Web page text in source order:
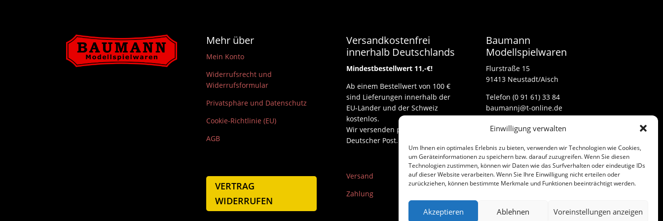
Einwilligung verwalten
Um Ihnen ein optimales Erlebnis zu bieten, verwenden wir Technologien wie Cookies,
um Geräteinformationen zu speichern bzw. darauf zuzugreifen. Wenn Sie diesen
Technologien zustimmen, können wir Daten wie das Surfverhalten oder eindeutige IDs
auf dieser Website verarbeiten. Wenn Sie Ihre Einwilligung nicht erteilen oder
zurückziehen, können bestimmte Merkmale und Funktionen beeinträchtigt werden.
Akzeptieren Ablehnen Voreinstellungen anzeigen
Mehr über
Mein Konto
Widerrufsrecht und
Widerrufsformular
Privatsphäre und Datenschutz
Cookie-Richtlinie (EU)
AGB
VERTRAG
WIDERRUFEN
Versandkostenfrei
innerhalb Deutschlands
Mindestbestellwert 11,-€!
Ab einem Bestellwert von 100 €
sind Lieferungen innerhalb der
EU-Länder und der Schweiz
kostenlos.
Wir versenden per DHL und
Deutscher Post.
Versand
Zahlung
Baumann
Modellspielwaren
Flurstraße 15
91413 Neustadt/Aisch
Telefon (0 91 61) 33 84
baumannj@t-online.de
Impressum